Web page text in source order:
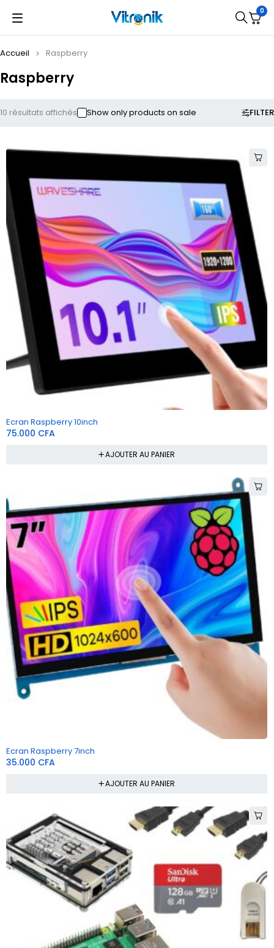
0
Raspberry
Accueil Raspberry
FILTER
10 résultats affichés Show only products on sale
Ecran Raspberry 10inch
75.000 CFA
AJOUTER AU PANIER
Ecran Raspberry 7inch
35.000 CFA
AJOUTER AU PANIER